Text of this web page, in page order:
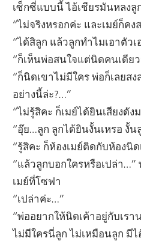
เซ็กซี่แบบนี้ ไอ้เชียรมันหลงลู
“ไม่จริงหรอกค่ะ และเมย์ก็ค
“ได้สิลูก แล้วลูกทำไมเอาตัว
“ก็เห็นพ่อสนใจแต่นิดคนเดีย
“ก็นิดเขาไม่มีใคร พ่อก็เลยส
อย่างนี้ล่ะ?…”
“ไม่รู้สิคะ ก็เมย์ได้ยินเสียงดั
“อุ๊ย…ลูก ลูกได้ยินงั้นเหรอ งั้น
“รู้สิคะ ก็ห้องเมย์ติดกับห้องนิ
“แล้วลูกบอกใครหรือเปล่า
เมย์ที่โซฟา
“เปล่าค่ะ…”
“พ่ออยากให้นิดเค้าอยู่กับเรา
ไม่มีใครนี่ลูก ไม่เหมือนลูก มี